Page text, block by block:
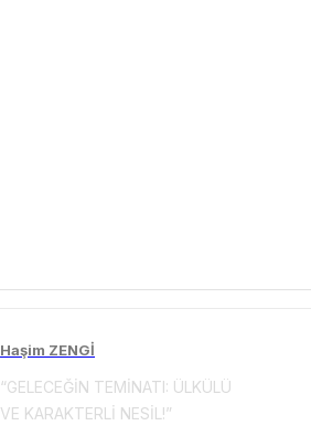
Haşim ZENGİ
“GELECEĞİN TEMİNATI: ÜLKÜLÜ
VE KARAKTERLİ NESİL!”